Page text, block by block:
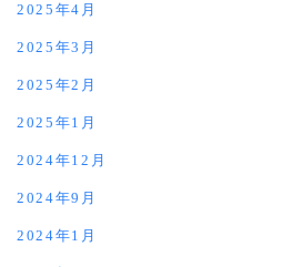
2025年4月
2025年3月
2025年2月
2025年1月
2024年12月
2024年9月
2024年1月